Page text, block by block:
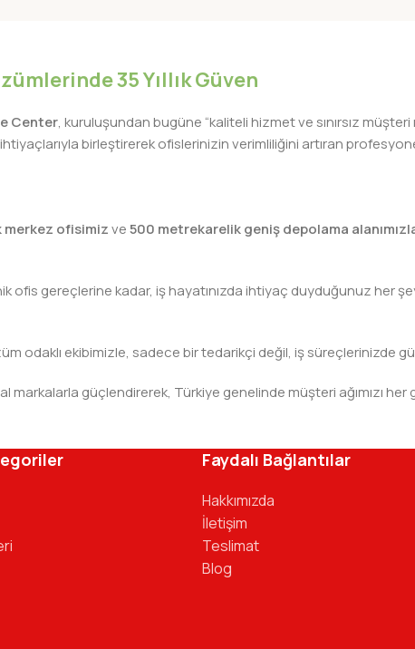
35 Yıllık Güven
Center, kuruluşundan bugüne “kaliteli hizmet ve sınırsız
birleştirerek ofislerinizin verimliliğini artıran
ofisimizve500 metrekarelik geniş depolama
ofis gereçlerine kadar, iş hayatınızda ihtiyaç duyduğunuz her
odaklı ekibimizle, sadece bir tedarikçi değil, iş süreçlerinizde
markalarla güçlendirerek, Türkiye genelinde müşteri ağımızı
Faydalı Bağlantılar
Hakkımızda
İletişim
Teslimat
Blog